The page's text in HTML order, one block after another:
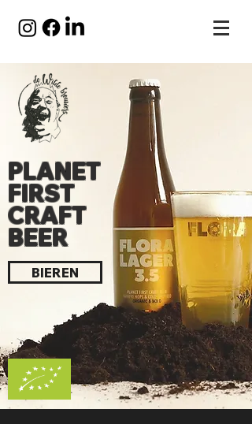
PLANET
FIRST
CRAFT
BEER
BIEREN